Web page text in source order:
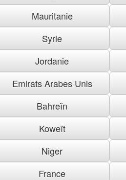
Mauritanie
Syrie
Jordanie
Emirats Arabes Unis
Bahreïn
Koweït
Niger
France